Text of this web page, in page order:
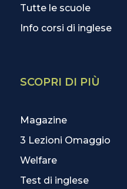
Tutte le scuole
Info corsi di inglese
SCOPRI DI PIÙ
Magazine
3 Lezioni Omaggio
Welfare
Test di inglese